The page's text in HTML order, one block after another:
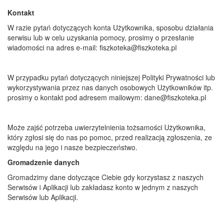
Kontakt
W razie pytań dotyczących konta Użytkownika, sposobu działania
serwisu lub w celu uzyskania pomocy, prosimy o przesłanie
wiadomości na adres e-mail: fiszkoteka@fiszkoteka.pl
W przypadku pytań dotyczących niniejszej Polityki Prywatności lub
wykorzystywania przez nas danych osobowych Użytkowników itp.
prosimy o kontakt pod adresem mailowym: dane@fiszkoteka.pl
Może zajść potrzeba uwierzytelnienia tożsamości Użytkownika,
który zgłosi się do nas po pomoc, przed realizacją zgłoszenia, ze
względu na jego i nasze bezpieczeństwo.
Gromadzenie danych
Gromadzimy dane dotyczące Ciebie gdy korzystasz z naszych
Serwisów i Aplikacji lub zakładasz konto w jednym z naszych
Serwisów lub Aplikacji.